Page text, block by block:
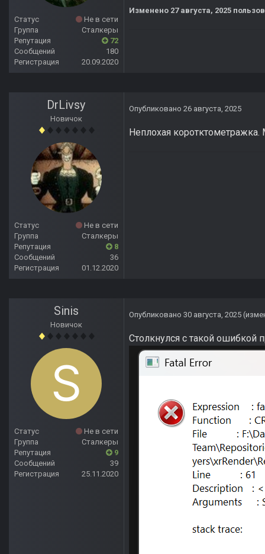
Статус
Не в сети
Группа
Сталкеры
Репутация
72
Сообщений
180
Регистрация
20.09.2020
Изменено 27 августа, 2025
DrLivsy
Новичок
Статус
Не в сети
Группа
Сталкеры
Репутация
8
Сообщений
36
Регистрация
01.12.2020
Опубликовано 26 августа, 2025
Неплохая
Sinis
Новичок
Статус
Не в сети
Группа
Сталкеры
Репутация
9
Сообщений
39
Регистрация
25.11.2020
Опубликовано 30 августа, 2025
Столкнулся с такой ошибкой